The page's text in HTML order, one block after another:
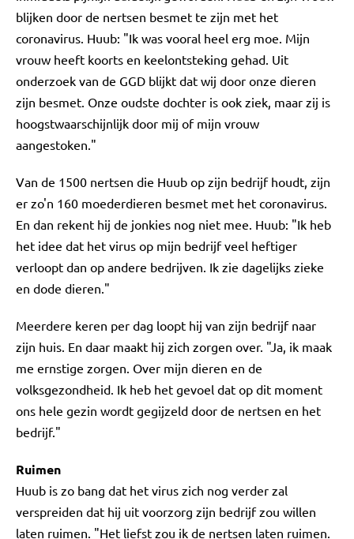
blijken door de nertsen besmet te zijn met het
coronavirus. Huub: "Ik was vooral heel erg moe. Mijn
vrouw heeft koorts en keelontsteking gehad. Uit
onderzoek van de GGD blijkt dat wij door onze dieren
zijn besmet. Onze oudste dochter is ook ziek, maar zij is
hoogstwaarschijnlijk door mij of mijn vrouw
aangestoken."
Van de 1500 nertsen die Huub op zijn bedrijf houdt, zijn
er zo'n 160 moederdieren besmet met het coronavirus.
En dan rekent hij de jonkies nog niet mee. Huub: "Ik heb
het idee dat het virus op mijn bedrijf veel heftiger
verloopt dan op andere bedrijven. Ik zie dagelijks zieke
en dode dieren."
Meerdere keren per dag loopt hij van zijn bedrijf naar
zijn huis. En daar maakt hij zich zorgen over. "Ja, ik maak
me ernstige zorgen. Over mijn dieren en de
volksgezondheid. Ik heb het gevoel dat op dit moment
ons hele gezin wordt gegijzeld door de nertsen en het
bedrijf."
Ruimen
Huub is zo bang dat het virus zich nog verder zal
verspreiden dat hij uit voorzorg zijn bedrijf zou willen
laten ruimen. "Het liefst zou ik de nertsen laten ruimen.